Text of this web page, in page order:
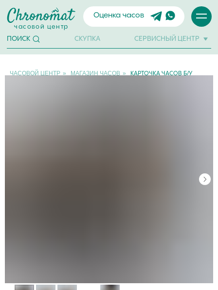
Оценка часов
ПОИСК
часовой центр
СЕРВИСНЫЙ ЦЕНТР
СКУПКА
ЧАСОВОЙ ЦЕНТР » МАГАЗИН ЧАСОВ » КАРТОЧКА ЧАСОВ Б/У